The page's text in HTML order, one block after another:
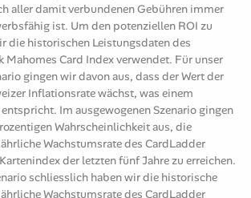
aller damit verbundenen Gebühren immer
ist. Um den potenziellen ROI zu
die historischen Leistungsdaten des
Mahomes Card Index verwendet. Für unser
gingen wir davon aus, dass der Wert der
Inflationsrate wächst, was einem
Im ausgewogenen Szenario gingen
Wahrscheinlichkeit aus, die
Wachstumsrate des CardLadder
der letzten fünf Jahre zu erreichen.
schliesslich haben wir die historische
Wachstumsrate des CardLadder